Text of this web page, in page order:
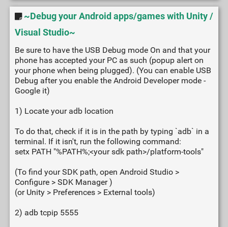
~Debug your Android apps/games with Unity /
Visual Studio~
Be sure to have the USB Debug mode On and that your
phone has accepted your PC as such (popup alert on
your phone when being plugged). (You can enable USB
Debug after you enable the Android Developer mode -
Google it)
1) Locate your adb location
To do that, check if it is in the path by typing `adb` in a
terminal. If it isn't, run the following command:
setx PATH "%PATH%;<your sdk path>/platform-tools"
(To find your SDK path, open Android Studio >
Configure > SDK Manager )
(or Unity > Preferences > External tools)
2) adb tcpip 5555